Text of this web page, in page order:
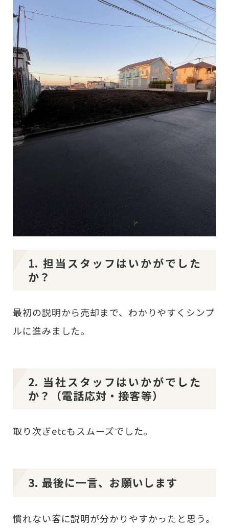
1. 担当スタッフはいかがでした
か？
最初の説明から売却まで、わかりやすくシンプ
ルに進みました。
2. 当社スタッフはいかがでした
か？（電話応対・接客等）
取り次ぎetcもスムーズでした。
3. 最後に一言、お願いします
慣れない客に説明が分かりやすかったと思う。